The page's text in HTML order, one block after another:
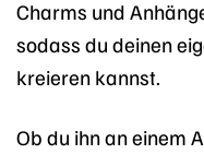
Charms und
sodass du deinen
kreieren kannst.
Ob du ihn an einem